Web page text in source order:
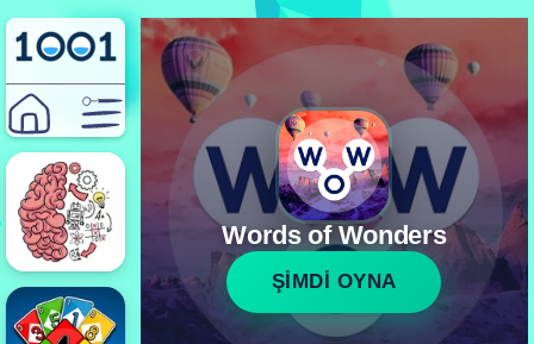
Words of Wonders
ŞİMDİ OYNA